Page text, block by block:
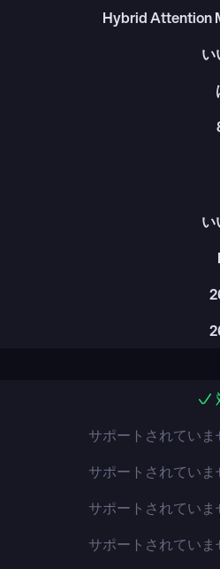
Hybrid Attention
い
い
サポートされていま
サポートされていま
サポートされていま
サポートされていま